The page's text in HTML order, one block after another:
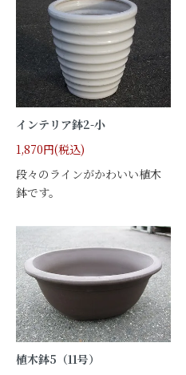
インテリア鉢2-小
1,870円(税込)
段々のラインがかわいい植木
鉢です。
植木鉢5（11号）